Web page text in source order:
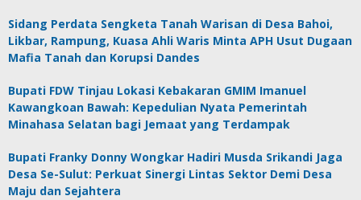
Sidang Perdata Sengketa Tanah Warisan di Desa Bahoi,
Likbar, Rampung, Kuasa Ahli Waris Minta APH Usut Dugaan
Mafia Tanah dan Korupsi Dandes
Bupati FDW Tinjau Lokasi Kebakaran GMIM Imanuel
Kawangkoan Bawah: Kepedulian Nyata Pemerintah
Minahasa Selatan bagi Jemaat yang Terdampak
Bupati Franky Donny Wongkar Hadiri Musda Srikandi Jaga
Desa Se-Sulut: Perkuat Sinergi Lintas Sektor Demi Desa
Maju dan Sejahtera